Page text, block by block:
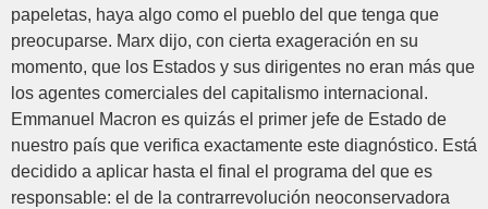
papeletas, haya algo como el pueblo del que tenga que
preocuparse. Marx dijo, con cierta exageración en su
momento, que los Estados y sus dirigentes no eran más que
los agentes comerciales del capitalismo internacional.
Emmanuel Macron es quizás el primer jefe de Estado de
nuestro país que verifica exactamente este diagnóstico. Está
decidido a aplicar hasta el final el programa del que es
responsable: el de la contrarrevolución neoconservadora